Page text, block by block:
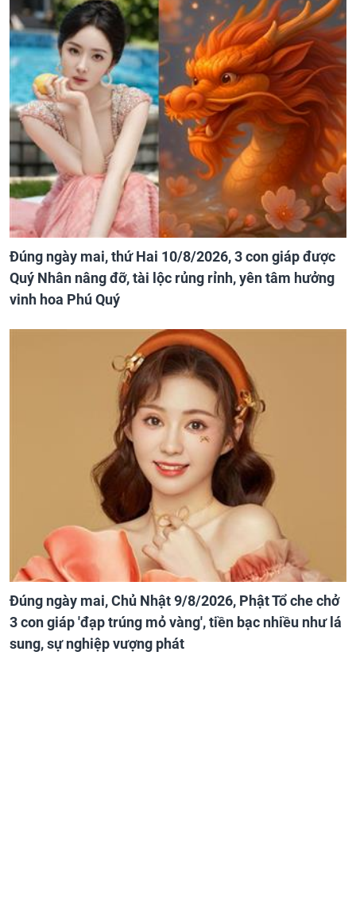
Đúng ngày mai, thứ Hai 10/8/2026, 3 con giáp được
Quý Nhân nâng đỡ, tài lộc rủng rỉnh, yên tâm hưởng
vinh hoa Phú Quý
Đúng ngày mai, Chủ Nhật 9/8/2026, Phật Tổ che chở
3 con giáp 'đạp trúng mỏ vàng', tiền bạc nhiều như lá
sung, sự nghiệp vượng phát